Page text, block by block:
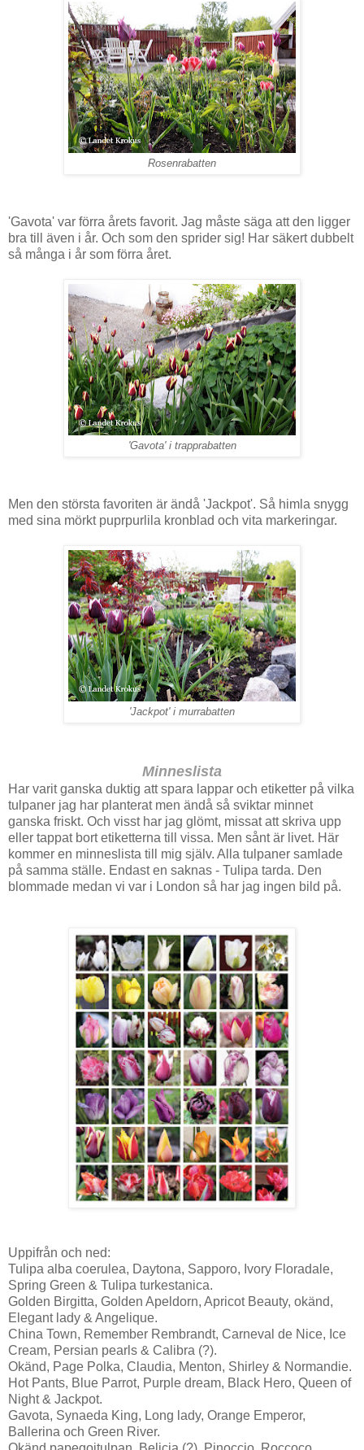
Rosenrabatten
'Gavota' var förra årets favorit. Jag måste säga att den ligger
bra till även i år. Och som den sprider sig! Har säkert dubbelt
så många i år som förra året.
'Gavota' i trapprabatten
Men den största favoriten är ändå 'Jackpot'. Så himla snygg
med sina mörkt puprpurlila kronblad och vita markeringar.
'Jackpot' i murrabatten
Minneslista
Har varit ganska duktig att spara lappar och etiketter på vilka
tulpaner jag har planterat men ändå så sviktar minnet
ganska friskt. Och visst har jag glömt, missat att skriva upp
eller tappat bort etiketterna till vissa. Men sånt är livet. Här
kommer en minneslista till mig själv. Alla tulpaner samlade
på samma ställe. Endast en saknas - Tulipa tarda. Den
blommade medan vi var i London så har jag ingen bild på.
Uppifrån och ned:
Tulipa alba coerulea, Daytona, Sapporo, Ivory Floradale,
Spring Green & Tulipa turkestanica.
Golden Birgitta, Golden Apeldorn, Apricot Beauty, okänd,
Elegant lady & Angelique.
China Town, Remember Rembrandt, Carneval de Nice, Ice
Cream, Persian pearls & Calibra (?).
Okänd, Page Polka, Claudia, Menton, Shirley & Normandie.
Hot Pants, Blue Parrot, Purple dream, Black Hero, Queen of
Night & Jackpot.
Gavota, Synaeda King, Long lady, Orange Emperor,
Ballerina och Green River.